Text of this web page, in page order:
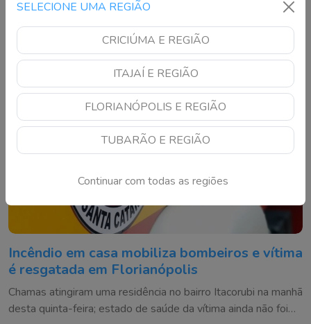
SELECIONE UMA REGIÃO
CRICIÚMA E REGIÃO
ITAJAÍ E REGIÃO
FLORIANÓPOLIS E REGIÃO
TUBARÃO E REGIÃO
Continuar com todas as regiões
incêndio
Incêndio em casa mobiliza bombeiros e vítima
é resgatada em Florianópolis
Chamas atingiram uma residência no bairro Itacorubi na manhã
desta quinta-feira; estado de saúde da vítima ainda não foi